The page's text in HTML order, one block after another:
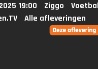
19:00 Ziggo
Alle afleveringen